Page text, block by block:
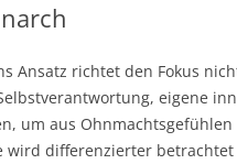
UND PAAREÜBUNGEN
Ansatz richtet den Fokus
eigene
um aus
wird differenzierter